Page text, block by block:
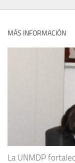
MÁS INFORMACIÓN
La UNMDP